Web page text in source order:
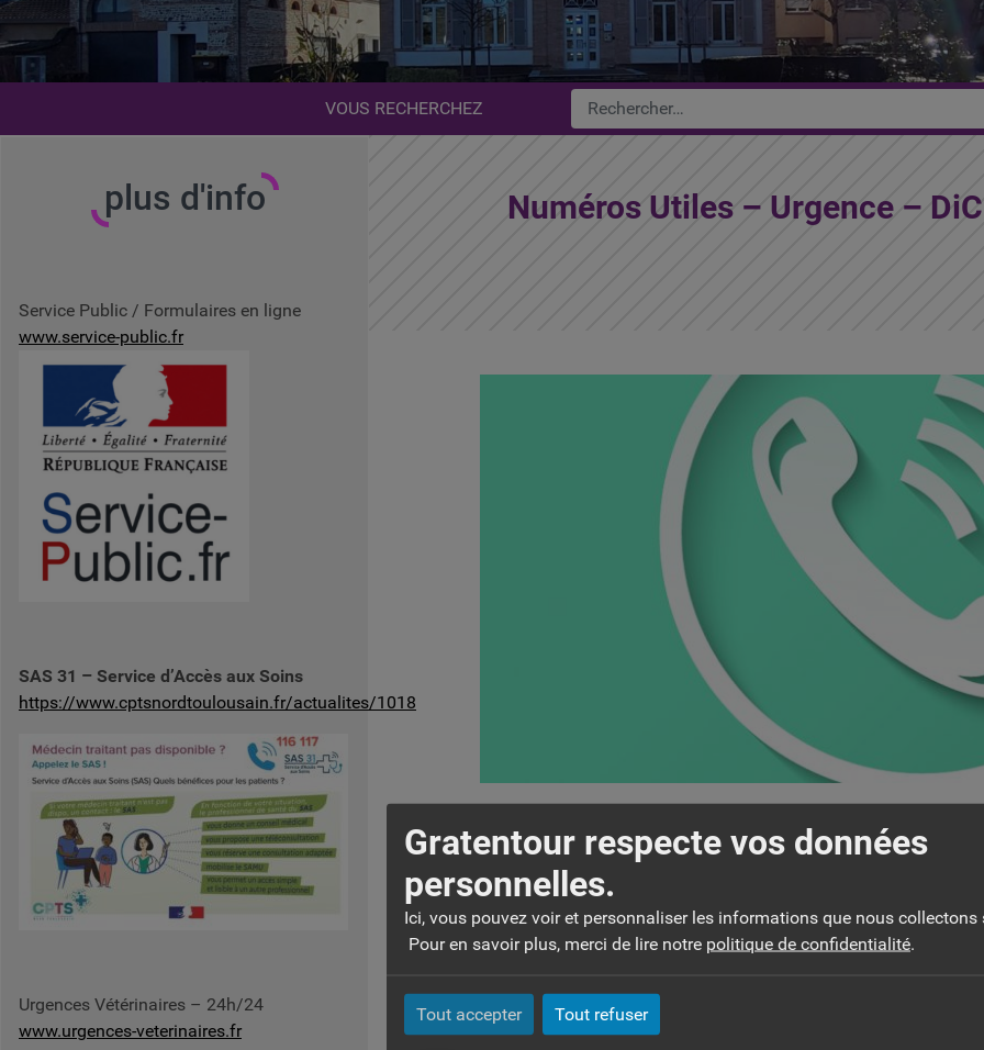
Gratentour respecte vos données
personnelles.
Ici, vous pouvez voir et personnaliser les informations que nous collectons
Pour en savoir plus, merci de lire notre politique de confidentialité.
Tout accepter Tout refuser
VOUS RECHERCHEZ
Numéros Utiles – Urgence –
DiCRiM – Document d’Information
Majeurs
Pharmacies de garde
plus d'info
Service Public / Formulaires en ligne
www.service-public.fr
SAS 31 – Service d’Accès aux Soins
https://www.cptsnordtoulousain.fr/actualites/1018
Urgences Vétérinaires – 24h/24
www.urgences-veterinaires.fr